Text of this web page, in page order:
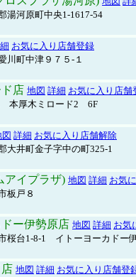
湯河原町中央1-1617-54
お気に入り店舗登録
川町中津９７５-１
店 地図 詳細 お気に入り店舗
本厚木ミロード2 6F
詳細 お気に入り店舗解除
大井町金子字中の町325-1
アイプラザ) 地図 詳細 お気
板戸８
ー伊勢原店 地図 詳細 お気
桜台1-8-1 イトーヨーカドー
地図 詳細 お気に入り店舗登